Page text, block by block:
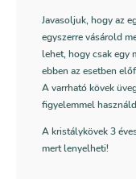
Javasoljuk, hogy az
egyszerre vásárold
lehet, hogy csak egy
ebben az esetben
A varrható kövek
figyelemmel
A kristálykövek 3
mert lenyelheti!